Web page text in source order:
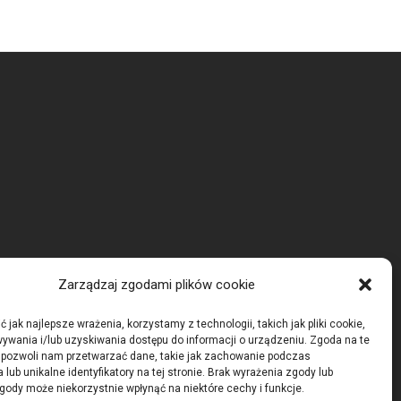
Zarządzaj zgodami plików cookie
jak najlepsze wrażenia, korzystamy z technologii, takich jak pliki cookie,
i/lub uzyskiwania dostępu do informacji o urządzeniu. Zgoda na te
nam przetwarzać dane, takie jak zachowanie podczas
lub unikalne identyfikatory na tej stronie. Brak wyrażenia zgody lub
może niekorzystnie wpłynąć na niektóre cechy i funkcje.